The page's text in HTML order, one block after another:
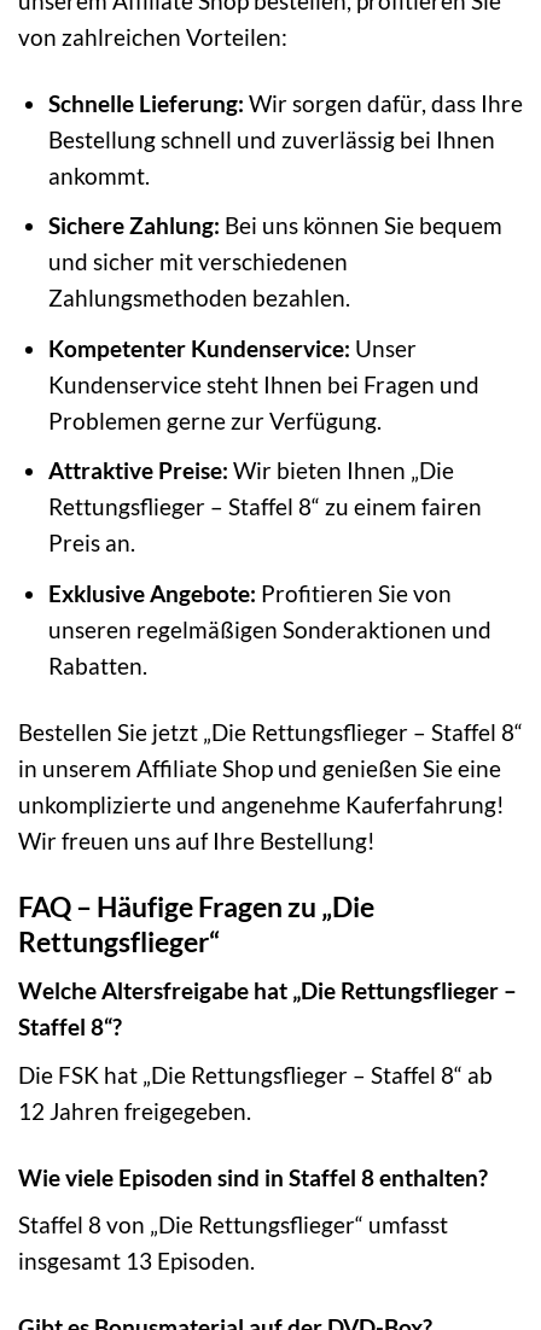
von zahlreichen Vorteilen:
Schnelle Lieferung: Wir sorgen dafür, dass Ihre
Bestellung schnell und zuverlässig bei Ihnen
ankommt.
Sichere Zahlung: Bei uns können Sie bequem
und sicher mit verschiedenen
Zahlungsmethoden bezahlen.
Kompetenter Kundenservice: Unser
Kundenservice steht Ihnen bei Fragen und
Problemen gerne zur Verfügung.
Attraktive Preise: Wir bieten Ihnen „Die
Rettungsflieger – Staffel 8“ zu einem fairen
Preis an.
Exklusive Angebote: Profitieren Sie von
unseren regelmäßigen Sonderaktionen und
Rabatten.
Bestellen Sie jetzt „Die Rettungsflieger – Staffel 8“
in unserem Affiliate Shop und genießen Sie eine
unkomplizierte und angenehme Kauferfahrung!
Wir freuen uns auf Ihre Bestellung!
FAQ – Häufige Fragen zu „Die
Rettungsflieger“
Welche Altersfreigabe hat „Die Rettungsflieger –
Staffel 8“?
Die FSK hat „Die Rettungsflieger – Staffel 8“ ab
12 Jahren freigegeben.
Wie viele Episoden sind in Staffel 8 enthalten?
Staffel 8 von „Die Rettungsflieger“ umfasst
insgesamt 13 Episoden.